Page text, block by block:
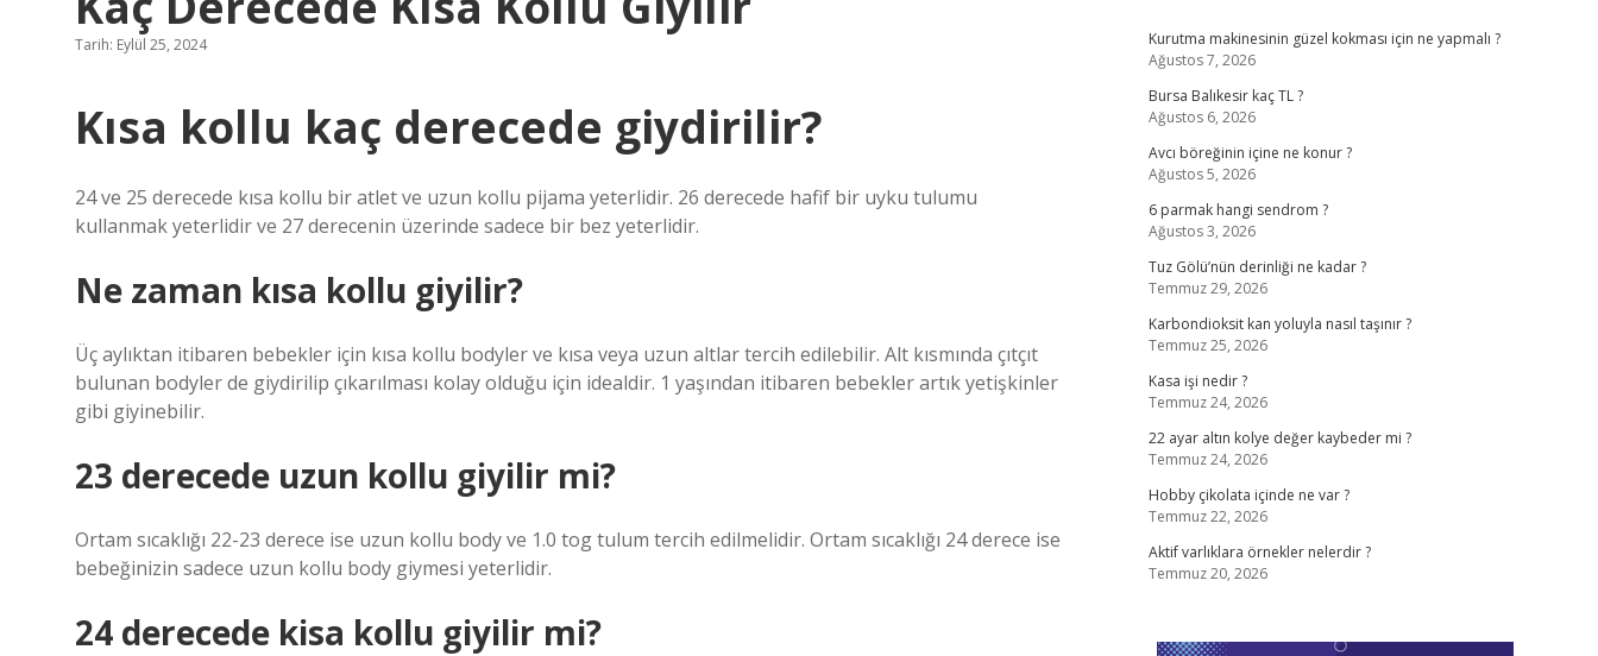
Tarih: Eylül 25, 2024
Kısa kollu kaç derecede giydirilir?
24 ve 25 derecede kısa kollu bir atlet ve uzun kollu pijama yeterlidir. 26 derecede hafif bir uyku tulumu
kullanmak yeterlidir ve 27 derecenin üzerinde sadece bir bez yeterlidir.
Ne zaman kısa kollu giyilir?
Üç aylıktan itibaren bebekler için kısa kollu bodyler ve kısa veya uzun altlar tercih edilebilir. Alt kısmında çıtçıt
bulunan bodyler de giydirilip çıkarılması kolay olduğu için idealdir. 1 yaşından itibaren bebekler artık yetişkinler
gibi giyinebilir.
23 derecede uzun kollu giyilir mi?
Ortam sıcaklığı 22-23 derece ise uzun kollu body ve 1.0 tog tulum tercih edilmelidir. Ortam sıcaklığı 24 derece ise
bebeğinizin sadece uzun kollu body giymesi yeterlidir.
24 derecede kisa kollu giyilir mi?
Kurutma makinesinin güzel kokması için ne yapmalı ?
Ağustos 7, 2026
Bursa Balıkesir kaç TL ?
Ağustos 6, 2026
Avcı böreğinin içine ne konur ?
Ağustos 5, 2026
6 parmak hangi sendrom ?
Ağustos 3, 2026
Tuz Gölü’nün derinliği ne kadar ?
Temmuz 29, 2026
Karbondioksit kan yoluyla nasıl taşınır ?
Temmuz 25, 2026
Kasa işi nedir ?
Temmuz 24, 2026
22 ayar altın kolye değer kaybeder mi ?
Temmuz 24, 2026
Hobby çikolata içinde ne var ?
Temmuz 22, 2026
Aktif varlıklara örnekler nelerdir ?
Temmuz 20, 2026